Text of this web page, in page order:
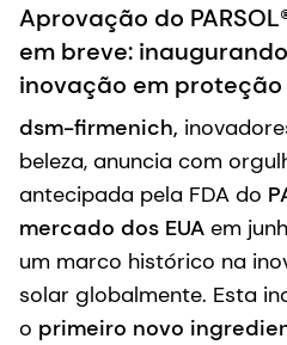
Aprovação do
em breve:
inovação em proteção
dsm-firmenich,
beleza, anuncia com
antecipada pela FDA do
mercado dos EUA em
um marco histórico na
solar globalmente. Esta
o primeiro novo